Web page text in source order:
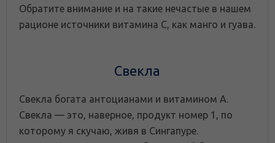
Обратите внимание и на такие нечастые в нашем
рационе источники витамина С, как манго и гуава.
Свекла
Свекла богата антоцианами и витамином А.
Свекла — это, наверное, продукт номер 1, по
которому я скучаю, живя в Сингапуре.